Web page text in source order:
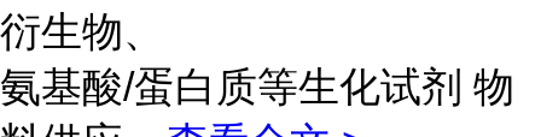
衍生物、
氨基酸/蛋白质等生化试剂 物